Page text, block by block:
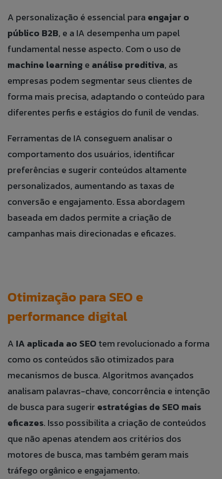
A personalização é essencial para engajar o
público B2B, e a IA desempenha um papel
fundamental nesse aspecto. Com o uso de
machine learning e análise preditiva, as
empresas podem segmentar seus clientes de
forma mais precisa, adaptando o conteúdo para
diferentes perfis e estágios do funil de vendas.
Ferramentas de IA conseguem analisar o
comportamento dos usuários, identificar
preferências e sugerir conteúdos altamente
personalizados, aumentando as taxas de
conversão e engajamento. Essa abordagem
baseada em dados permite a criação de
campanhas mais direcionadas e eficazes.
Otimização para SEO e
performance digital
A IA aplicada ao SEOtem revolucionado a forma
como os conteúdos são otimizados para
mecanismos de busca. Algoritmos avançados
analisam palavras-chave, concorrência e intenção
de busca para sugerir estratégias de SEO mais
eficazes. Isso possibilita a criação de conteúdos
que não apenas atendem aos critérios dos
motores de busca, mas também geram mais
tráfego orgânico e engajamento.